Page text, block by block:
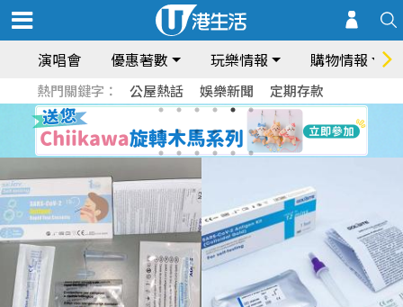
演唱會 優惠著數 玩樂情報 購物情報
熱門關鍵字： 公屋熱話 娛樂新聞 定期存款